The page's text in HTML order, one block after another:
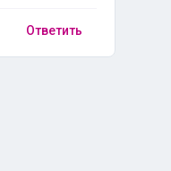
Ответить